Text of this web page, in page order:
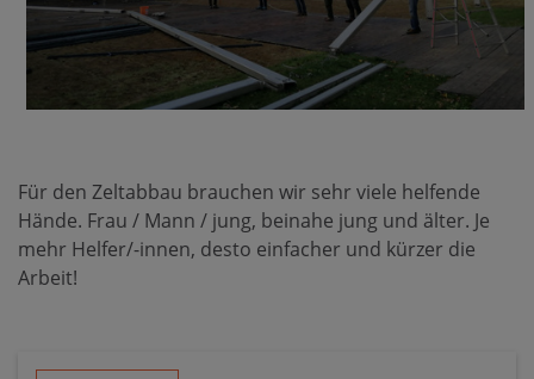
Für den Zeltabbau brauchen wir sehr viele helfende
Hände. Frau / Mann / jung, beinahe jung und älter. Je
mehr Helfer/-innen, desto einfacher und kürzer die
Arbeit!